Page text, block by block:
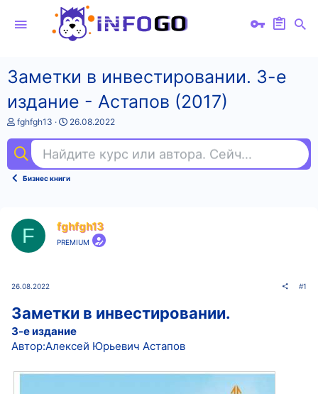
Заметки в инвестировании. 3-е
издание - Астапов (2017)
А
т
о
т
fghfgh13
Д
а
н
а
а
26.08.2022
Найдите курс или автора. Сейчас ищут
Бизнес книги
F fghfgh13
PREMIUM
26.08.2022 #1
Заметки в инвестировании.
3-е издание
Автор:Алексей Юрьевич Астапов